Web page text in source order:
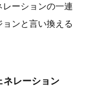
ーションの一連
ンと言い換える
ネレーション